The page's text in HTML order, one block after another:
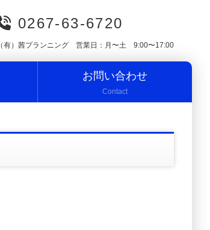
0267-63-6720
（有）茜プランニング 営業日：月〜土 9:00〜17:00
お問い合わせ
Contact